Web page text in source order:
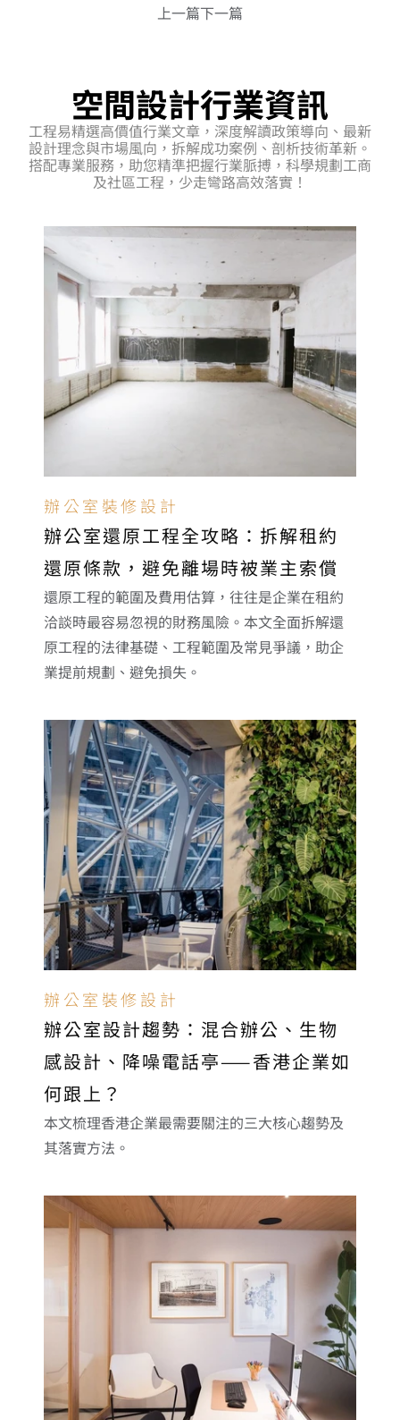
上一篇下一篇
空間設計行業資訊
工程易精選高價值行業文章，深度解讀政策導向、最新
設計理念與市場風向，拆解成功案例、剖析技術革新。
搭配專業服務，助您精準把握行業脈搏，科學規劃工商
及社區工程，少走彎路高效落實！
辦公室裝修設計
辦公室還原工程全攻略：拆解租約
還原條款，避免離場時被業主索償
還原工程的範圍及費用估算，往往是企業在租約
洽談時最容易忽視的財務風險。本文全面拆解還
原工程的法律基礎、工程範圍及常見爭議，助企
業提前規劃、避免損失。
辦公室裝修設計
辦公室設計趨勢：混合辦公、生物
感設計、降噪電話亭——香港企業如
何跟上？
本文梳理香港企業最需要關注的三大核心趨勢及
其落實方法。